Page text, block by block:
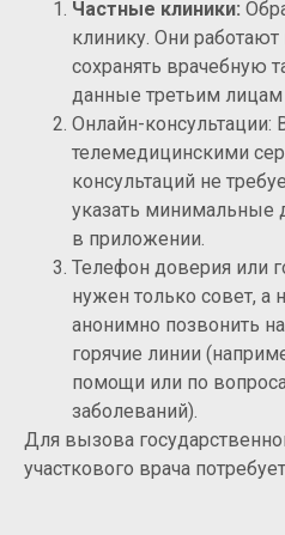
Частные клиники:
клинику. Они
сохранять врачебную
данные третьим лицам
Онлайн-консультации:
телемедицинскими
консультаций не
указать минимальные
в приложении.
Телефон доверия или
нужен только совет, а
анонимно позвонить
горячие линии
помощи или по
заболеваний).
Для вызова
участкового врача